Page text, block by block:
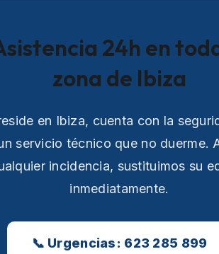
24h en
zona de Ibiza
en Ibiza, cuenta con la
servicio técnico que no duerme.
incidencia, sustituimos su
inmediatamente.
📞 Urgencias: 623 285 899